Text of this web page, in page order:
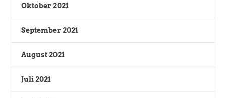
Oktober 2021
September 2021
August 2021
Juli 2021